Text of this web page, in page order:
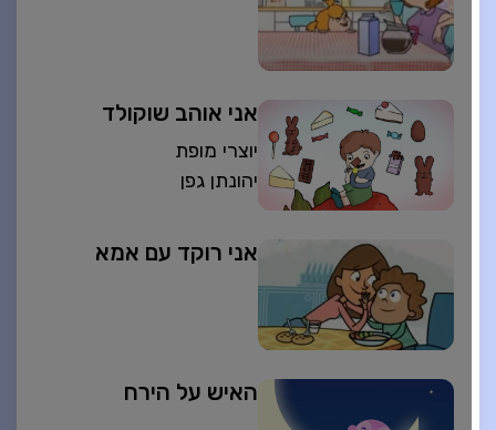
אני אוהב שוקולד
יוצרי מופת
יהונתן גפן
אני רוקד עם אמא
האיש על הירח